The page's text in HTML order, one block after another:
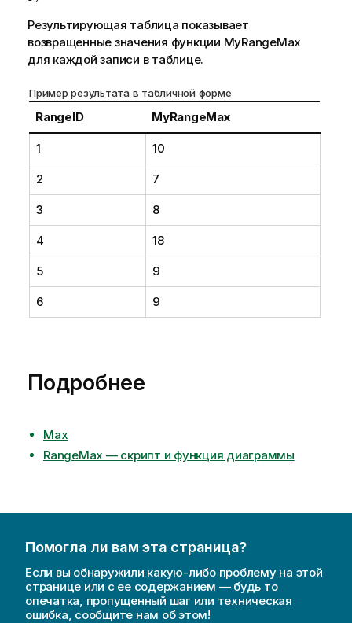
Результирующая таблица показывает
возвращенные значения функции MyRangeMax
для каждой записи в таблице.
Пример результата в табличной форме
RangeID MyRangeMax
1 10
2 7
3 8
4 18
5 9
6 9
Подробнее
Max
RangeMax — скрипт и функция диаграммы
Помогла ли вам эта страница?
Если вы обнаружили какую-либо проблему на этой
странице или с ее содержанием — будь то
опечатка, пропущенный шаг или техническая
ошибка, сообщите нам об этом!